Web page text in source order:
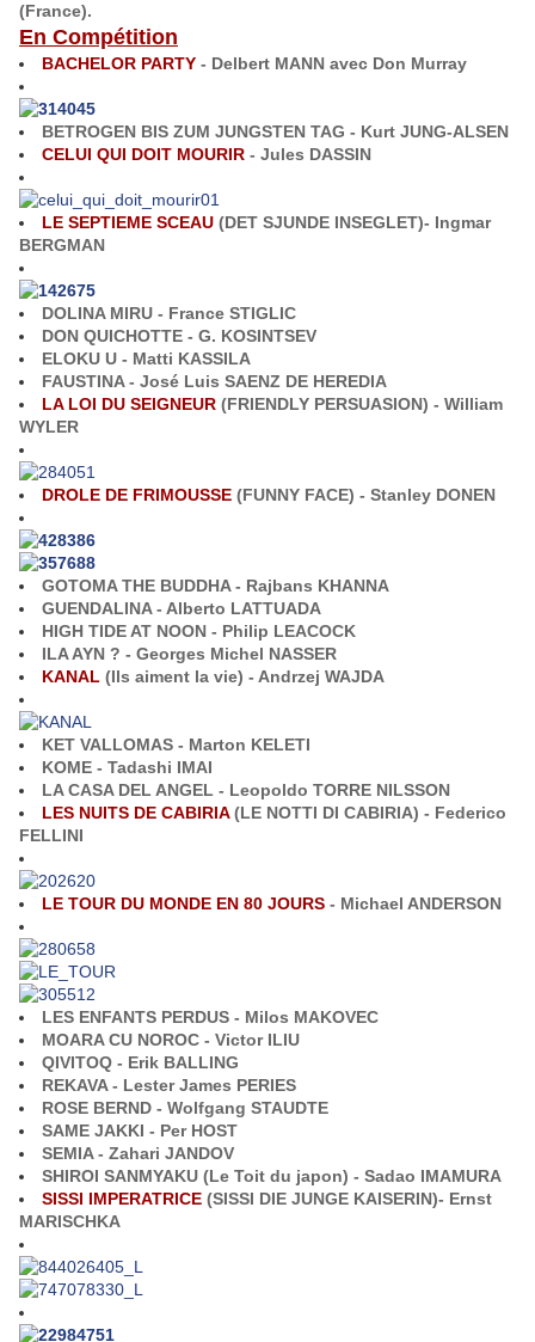
(France).
En Compétition
BACHELOR PARTY - Delbert MANN avec Don Murray
BETROGEN BIS ZUM JUNGSTEN TAG - Kurt JUNG-ALSEN
CELUI QUI DOIT MOURIR - Jules DASSIN
LE SEPTIEME SCEAU (DET SJUNDE INSEGLET)- Ingmar
BERGMAN
DOLINA MIRU - France STIGLIC
DON QUICHOTTE - G. KOSINTSEV
ELOKU U - Matti KASSILA
FAUSTINA - José Luis SAENZ DE HEREDIA
LA LOI DU SEIGNEUR (FRIENDLY PERSUASION) - William
WYLER
DROLE DE FRIMOUSSE (FUNNY FACE) - Stanley DONEN
GOTOMA THE BUDDHA - Rajbans KHANNA
GUENDALINA - Alberto LATTUADA
HIGH TIDE AT NOON - Philip LEACOCK
ILA AYN ? - Georges Michel NASSER
KANAL (Ils aiment la vie) - Andrzej WAJDA
KET VALLOMAS - Marton KELETI
KOME - Tadashi IMAI
LA CASA DEL ANGEL - Leopoldo TORRE NILSSON
LES NUITS DE CABIRIA(LE NOTTI DI CABIRIA) - Federico
FELLINI
LE TOUR DU MONDE EN 80 JOURS - Michael ANDERSON
LES ENFANTS PERDUS - Milos MAKOVEC
MOARA CU NOROC - Victor ILIU
QIVITOQ - Erik BALLING
REKAVA - Lester James PERIES
ROSE BERND - Wolfgang STAUDTE
SAME JAKKI - Per HOST
SEMIA - Zahari JANDOV
SHIROI SANMYAKU (Le Toit du japon) - Sadao IMAMURA
SISSI IMPERATRICE (SISSI DIE JUNGE KAISERIN)- Ernst
MARISCHKA